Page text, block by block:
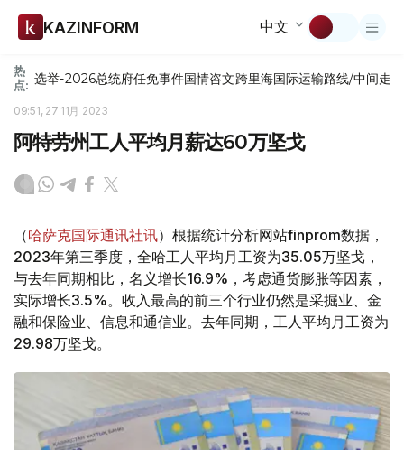
KAZINFORM 中文
热
点: 选举-2026总统府任免事件国情咨文跨里海国际运输路线/中间走廊
09:51, 27 11月 2023
阿特劳州工人平均月薪达60万坚戈
（哈萨克国际通讯社讯）根据统计分析网站finprom数据，
2023年第三季度，全哈工人平均月工资为35.05万坚戈，
与去年同期相比，名义增长16.9%，考虑通货膨胀等因素，
实际增长3.5%。收入最高的前三个行业仍然是采掘业、金
融和保险业、信息和通信业。去年同期，工人平均月工资为
29.98万坚戈。